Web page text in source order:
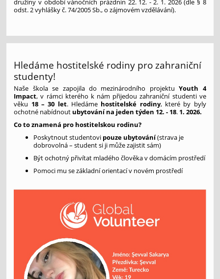
družiny v období vánočních prázdnin 22. 12. - 2. 1. 2026 (dle § 8
odst. 2 vyhlášky č. 74/2005 Sb., o zájmovém vzdělávání).
Hledáme hostitelské rodiny pro zahraniční
studenty!
Naše škola se zapojila do mezinárodního projektuYouth 4
Impact, v rámci kterého k nám přijedou zahraniční studenti ve
věku 18 – 30 let. Hledáme hostitelské rodiny, které by byly
ochotné nabídnout ubytování na jeden týden 12. - 18. 1. 2026.
Co to znamená pro hostitelskou rodinu?
Poskytnout studentovi pouze ubytování(strava je
dobrovolná – student si ji může zajistit sám)
Být ochotný přivítat mladého člověka v domácím prostředí
Pomoci mu se základní orientací v novém prostředí